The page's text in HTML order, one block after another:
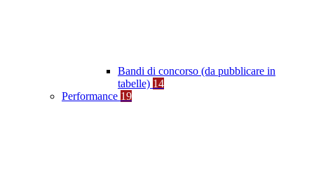
Bandi di concorso (da pubblicare in
tabelle) 14
Performance 19